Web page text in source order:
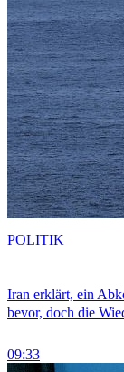
Iran erklärt, ein
bevor, doch die
09:33
POLITIK